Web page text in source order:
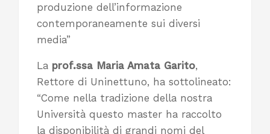
produzione dell’informazione
contemporaneamente sui diversi
media”
La prof.ssa Maria Amata Garito,
Rettore di Uninettuno, ha sottolineato:
“Come nella tradizione della nostra
Università questo master ha raccolto
la disponibilità di grandi nomi del